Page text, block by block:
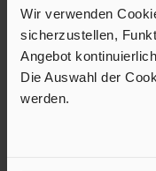
Wir verwenden
sicherzustellen,
Angebot
Die Auswahl der
werden.